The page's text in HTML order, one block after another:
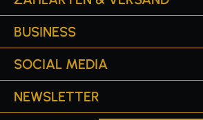
BUSINESS
SOCIAL MEDIA
NEWSLETTER